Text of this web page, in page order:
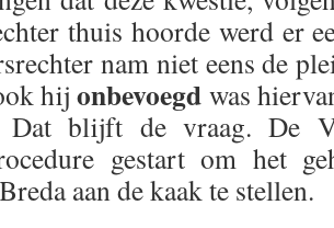
thuis hoorde werd er
nam niet eens de
hijonbevoegd was
Dat blijft de vraag. De
gestart om het
aan de kaak te stellen.